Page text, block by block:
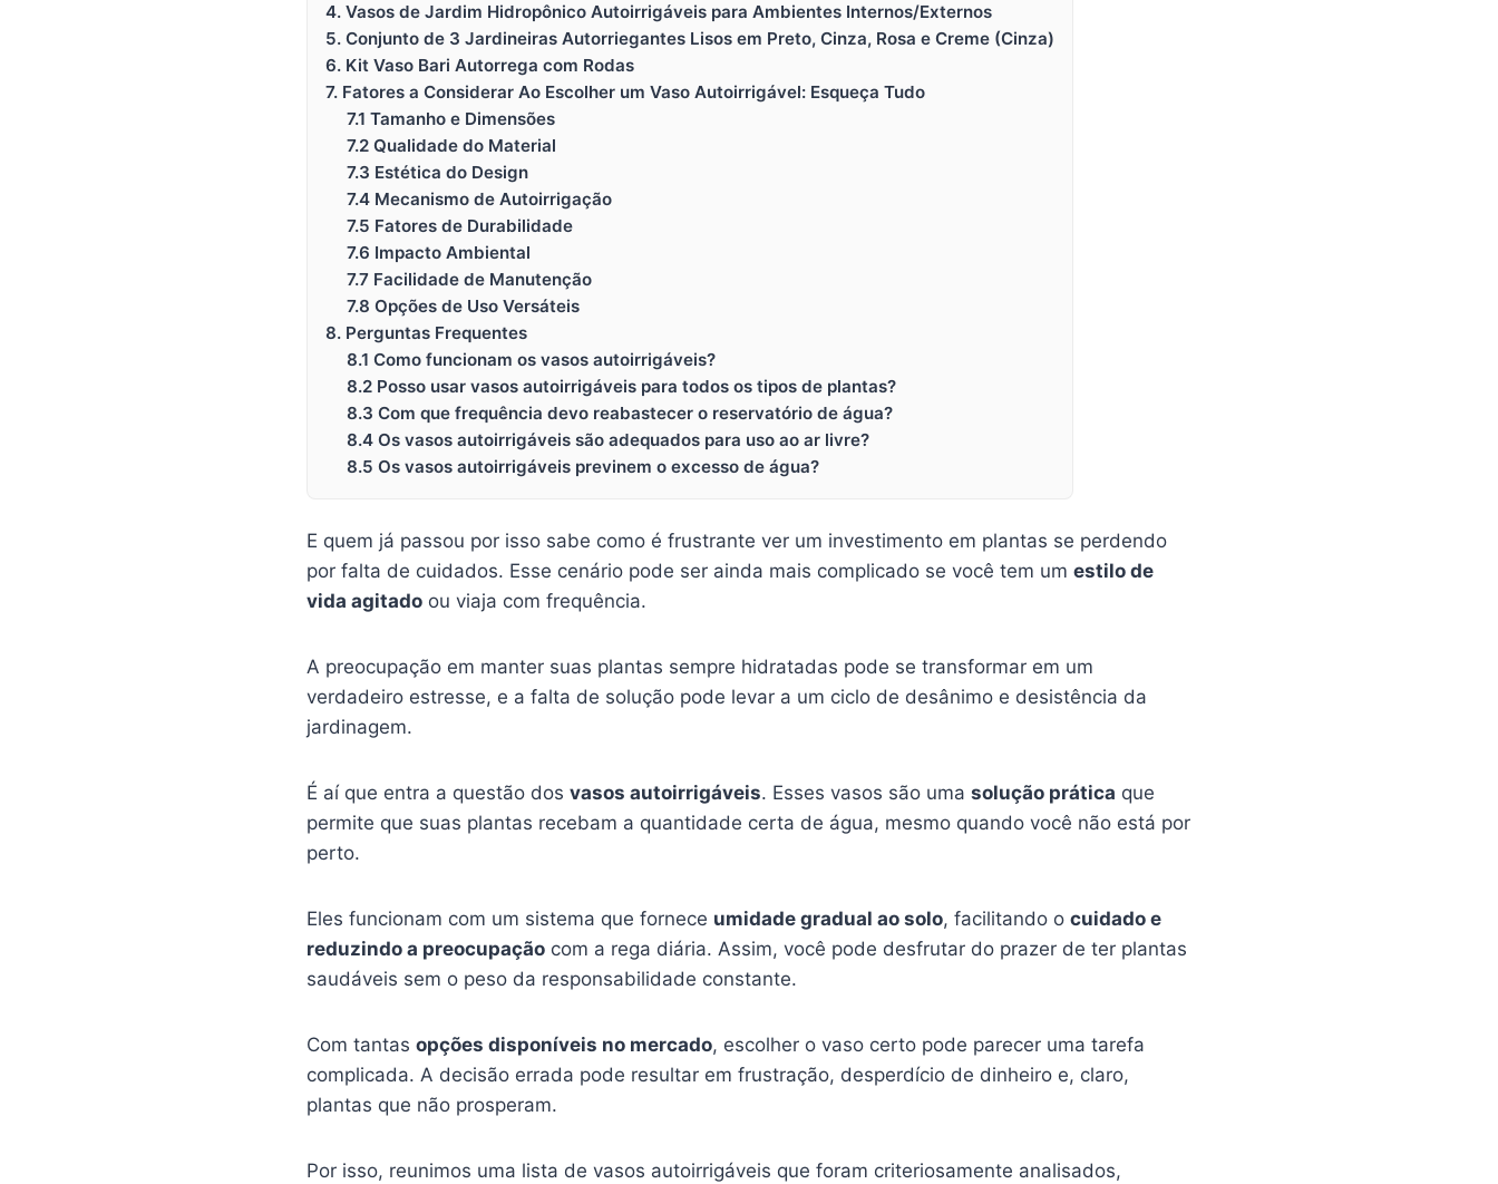
4. Vasos de Jardim Hidropônico Autoirrigáveis para Ambientes Internos/Externos
5. Conjunto de 3 Jardineiras Autorriegantes Lisos em Preto, Cinza, Rosa e Creme (Cinza)
6. Kit Vaso Bari Autorrega com Rodas
7. Fatores a Considerar Ao Escolher um Vaso Autoirrigável: Esqueça Tudo
7.1 Tamanho e Dimensões
7.2 Qualidade do Material
7.3 Estética do Design
7.4 Mecanismo de Autoirrigação
7.5 Fatores de Durabilidade
7.6 Impacto Ambiental
7.7 Facilidade de Manutenção
7.8 Opções de Uso Versáteis
8. Perguntas Frequentes
8.1 Como funcionam os vasos autoirrigáveis?
8.2 Posso usar vasos autoirrigáveis para todos os tipos de plantas?
8.3 Com que frequência devo reabastecer o reservatório de água?
8.4 Os vasos autoirrigáveis são adequados para uso ao ar livre?
8.5 Os vasos autoirrigáveis previnem o excesso de água?
E quem já passou por isso sabe como é frustrante ver um investimento em plantas se perdendo
por falta de cuidados. Esse cenário pode ser ainda mais complicado se você tem um estilo de
vida agitado ou viaja com frequência.
A preocupação em manter suas plantas sempre hidratadas pode se transformar em um
verdadeiro estresse, e a falta de solução pode levar a um ciclo de desânimo e desistência da
jardinagem.
É aí que entra a questão dos vasos autoirrigáveis. Esses vasos são uma solução prática que
permite que suas plantas recebam a quantidade certa de água, mesmo quando você não está por
perto.
Eles funcionam com um sistema que fornece umidade gradual ao solo, facilitando o cuidado e
reduzindo a preocupação com a rega diária. Assim, você pode desfrutar do prazer de ter plantas
saudáveis sem o peso da responsabilidade constante.
Com tantas opções disponíveis no mercado, escolher o vaso certo pode parecer uma tarefa
complicada. A decisão errada pode resultar em frustração, desperdício de dinheiro e, claro,
plantas que não prosperam.
Por isso, reunimos uma lista de vasos autoirrigáveis que foram criteriosamente analisados,